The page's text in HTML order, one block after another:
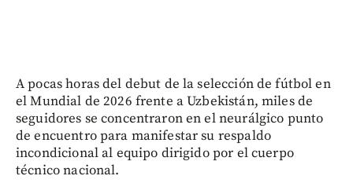
A pocas horas del debut de la selección de fútbol en
el Mundial de 2026 frente a Uzbekistán, miles de
seguidores se concentraron en el neurálgico punto
de encuentro para manifestar su respaldo
incondicional al equipo dirigido por el cuerpo
técnico nacional.